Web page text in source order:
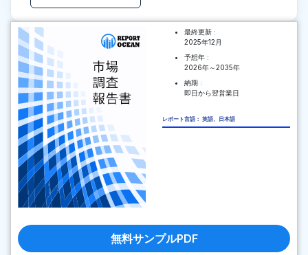
最終更新 :
2025年12月
予想年 :
2026年～2035年
納期 :
即日から翌営業日
レポート言語： 英語、日本語
無料サンプルPDF